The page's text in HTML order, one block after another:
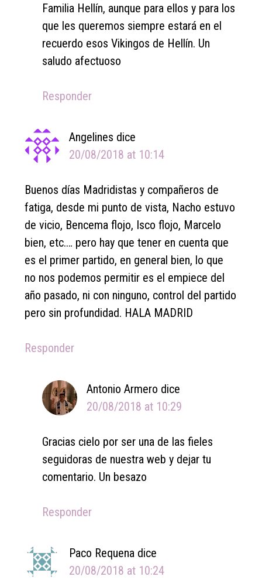
Familia Hellín, aunque para ellos y para los
que les queremos siempre estará en el
recuerdo esos Vikingos de Hellín. Un
saludo afectuoso
Responder
Angelines dice
20/08/2018 at 10:14
Buenos días Madridistas y compañeros de
fatiga, desde mi punto de vista, Nacho estuvo
de vicio, Bencema flojo, Isco flojo, Marcelo
bien, etc.… pero hay que tener en cuenta que
es el primer partido, en general bien, lo que
no nos podemos permitir es el empiece del
año pasado, ni con ninguno, control del partido
pero sin profundidad. HALA MADRID
Responder
Antonio Armero dice
20/08/2018 at 10:29
Gracias cielo por ser una de las fieles
seguidoras de nuestra web y dejar tu
comentario. Un besazo
Responder
Paco Requena dice
20/08/2018 at 10:24